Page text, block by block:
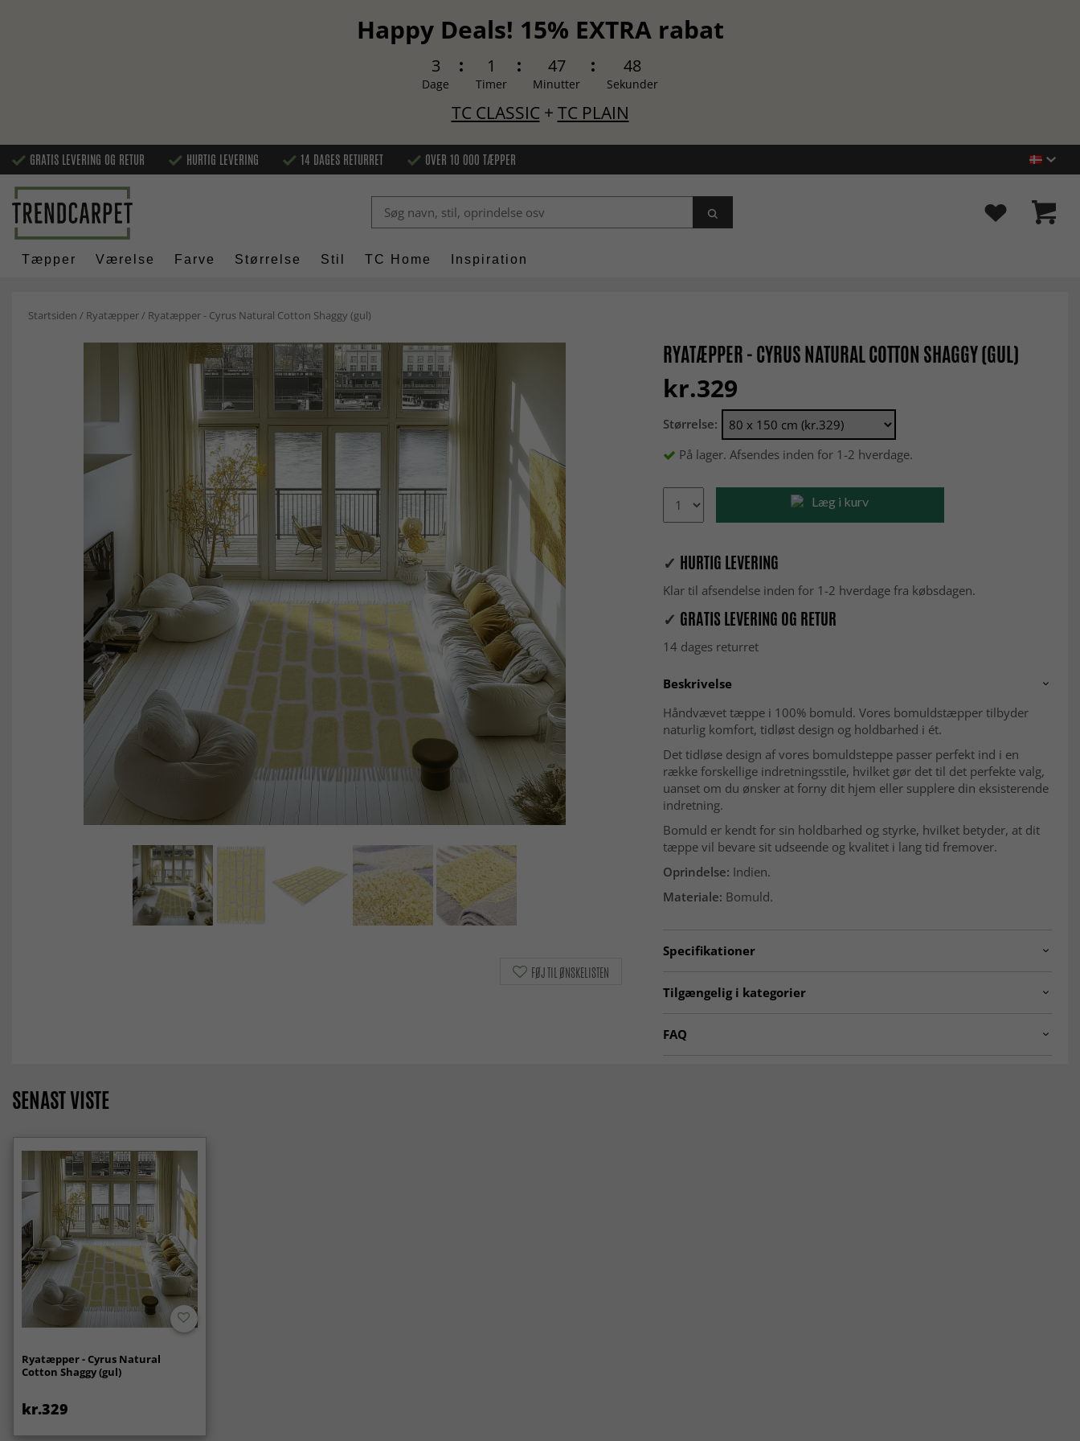
Happy Deals! 15% EXTRA rabat
3
Dage
1
Timer
47
Minutter
47
Sekunder
TC CLASSIC+ TC PLAIN
GRATIS LEVERING OG RETUR HURTIG LEVERING 14 DAGES RETURRET OVER 10 000 TÆPPER
Tæpper Værelse Farve Størrelse Stil TC Home Inspiration
Startsiden / Ryatæpper/ Ryatæpper - Cyrus Natural Cotton Shaggy (gul)
RYATÆPPER - CYRUS NATURAL COTTON SHAGGY (GUL)
kr.329
Størrelse:
På lager. Afsendes inden for 1-2 hverdage.
Læg i kurv
✓ HURTIG LEVERING
Klar til afsendelse inden for 1-2 hverdage fra købsdagen.
✓ GRATIS LEVERING OG RETUR
14 dages returret
Beskrivelse
Håndvævet tæppe i 100% bomuld. Vores bomuldstæpper tilbyder
naturlig komfort, tidløst design og holdbarhed i ét.
Det tidløse design af vores bomuldsteppe passer perfekt ind i en
række forskellige indretningsstile, hvilket gør det til det perfekte valg,
uanset om du ønsker at forny dit hjem eller supplere din eksisterende
indretning.
Bomuld er kendt for sin holdbarhed og styrke, hvilket betyder, at dit
tæppe vil bevare sit udseende og kvalitet i lang tid fremover.
Oprindelse: Indien.
Materiale: Bomuld.
Specifikationer
Tilgængelig i kategorier
FAQ
FØJ TIL ØNSKELISTEN
SENAST VISTE
Ryatæpper - Cyrus Natural
Cotton Shaggy (gul)
kr.329